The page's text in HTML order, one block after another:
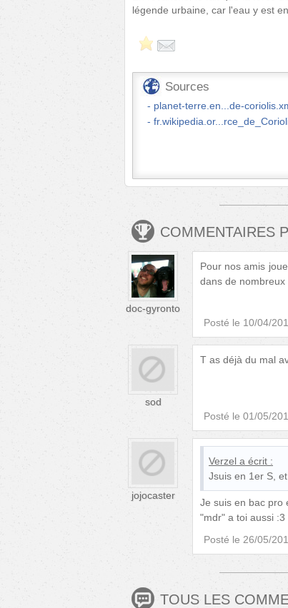
légende urbaine, car l'eau y est
Sources
planet-terre.en...de-
COMMENTAIRES
doc-gyronto
Pour nos amis
dans de
Posté le 10/04/
sod
T as déjà du mal
Posté le 01/05/
jojocaster
Verzel a écrit :
Jsuis en 1er S,
Je suis en bac pro
"mdr" a toi aussi :3
Posté le 26/05/
TOUS LES